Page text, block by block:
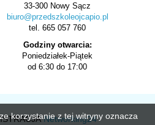
33-300 Nowy Sącz
biuro@przedszkoleojcapio.pl
tel. 665 057 760
Godziny otwarcia:
Poniedziałek-Piątek
od 6:30 do 17:00
Networking24
korzystanie z tej witryny oznacza